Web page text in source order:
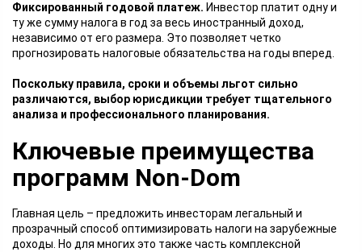
Фиксированный годовой платеж. Инвестор платит одну и
ту же сумму налога в год за весь иностранный доход,
независимо от его размера. Это позволяет четко
прогнозировать налоговые обязательства на годы вперед.
Поскольку правила, сроки и объемы льгот сильно
различаются, выбор юрисдикции требует тщательного
анализа и профессионального планирования.
Ключевые преимущества
программ Non-Dom
Главная цель – предложить инвесторам легальный и
прозрачный способ оптимизировать налоги на зарубежные
доходы. Но для многих это также часть комплексной